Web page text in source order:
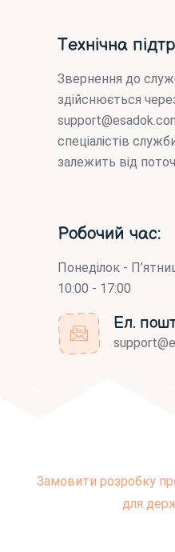
Технічна
Звернення до
здійснюється
спеціалістів
залежить від
Робочий час:
Понеділок -
10:00 - 17:00
Ел.
Замовити розробку
для